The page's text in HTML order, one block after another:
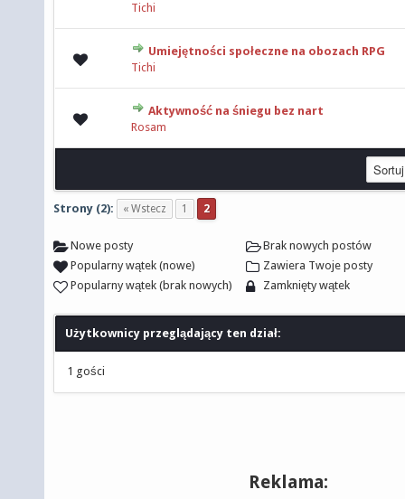
Tichi
Umiejętności społeczne na obozach RPG
Tichi
0 głosów - średnia ocena: 0 na 5 gwiazdek
Aktywność na śniegu bez nart
Rosam
0 głosów - średnia ocena: 0 na 5 gwiazdek
Strony (2): « Wstecz 1 2
Nowe posty
Popularny wątek (nowe)
Popularny wątek (brak nowych)
Brak nowych postów
Zawiera Twoje posty
Zamknięty wątek
Użytkownicy przeglądający ten dział:
1 gości
Reklama: